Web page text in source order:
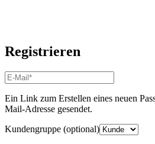
Registrieren
E-
Mail-
Adresse*
Erforderlich
Ein Link zum Erstellen eines neuen
Mail-Adresse gesendet.
Kundengruppe (optional)